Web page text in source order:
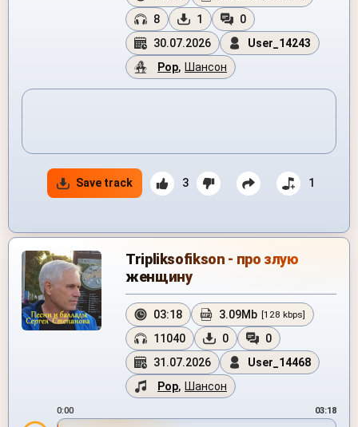
8 1
0
30.07.2026
User_14243
Pop, Шансон
Save track 3 1
Tripliksofikson - про злую
женщину
03:18 3.09Mb [128 kbps]
11040 0
0
31.07.2026
User_14468
Pop, Шансон
0:00 03:18